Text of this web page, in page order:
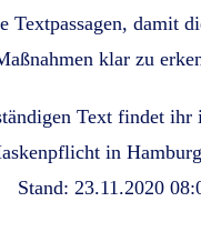
Textpassagen, damit
klar zu
Text findet ihr
in
Stand: 23.11.2020